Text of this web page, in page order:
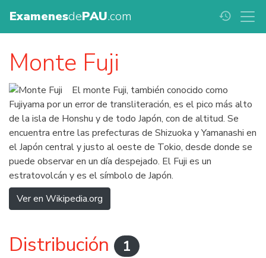
ExamenesdePAU.com history
Monte Fuji
El monte Fuji, también conocido como
Fujiyama por un error de transliteración, es el pico más alto
de la isla de Honshu y de todo Japón, con de altitud. Se
encuentra entre las prefecturas de Shizuoka y Yamanashi en
el Japón central y justo al oeste de Tokio, desde donde se
puede observar en un día despejado. El Fuji es un
estratovolcán y es el símbolo de Japón.
Ver en Wikipedia.org
Distribución 1